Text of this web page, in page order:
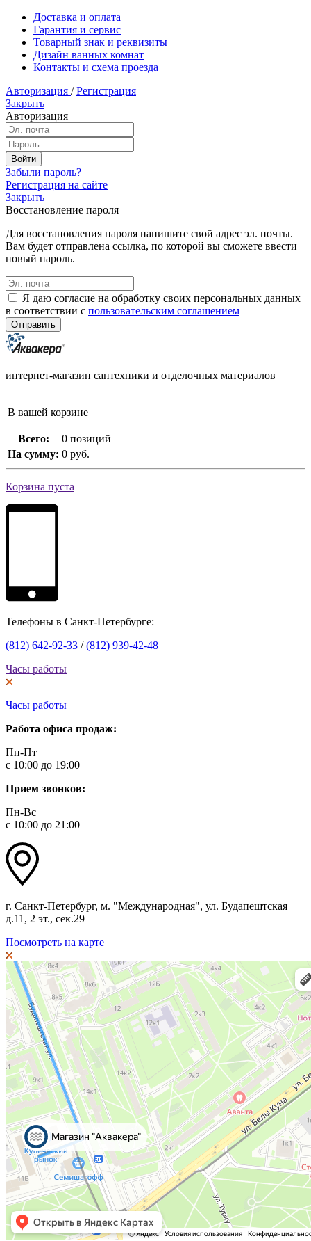
Доставка и оплата
Гарантия и сервис
Товарный знак и реквизиты
Дизайн ванных комнат
Контакты и схема проезда
Авторизация / Регистрация
Закрыть
Авторизация
Забыли пароль?
Регистрация на сайте
Закрыть
Восстановление пароля
Для восстановления пароля напишите свой адрес эл. почты.
Вам будет отправлена ссылка, по которой вы сможете ввести
новый пароль.
Я даю согласие на обработку своих персональных данных
в соответствии с пользовательским соглашением
интернет-магазин сантехники и отделочных материалов
В вашей корзине
Всего:
0 позиций
На сумму: 0 руб.
Корзина пуста
Телефоны в Санкт-Петербурге:
(812) 642-92-33 /(812) 939-42-48
Часы работы
Часы работы
Работа офиса продаж:
Пн-Пт
с 10:00 до 19:00
Прием звонков:
Пн-Вс
с 10:00 до 21:00
г. Санкт-Петербург, м. "Международная", ул. Будапештская
д.11, 2 эт., сек.29
Посмотреть на карте